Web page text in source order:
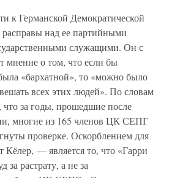
к Германской Демократической
над ее партийными
служащими. Он с
мнение о том, что если бы
«бархатной», то «можно было
всех этих людей». По словам
за годы, прошедшие после
многие из 165 членов ЦК СЕПГ
проверке. Оскорблением для
— является то, что «Гарри
растрату, а не за